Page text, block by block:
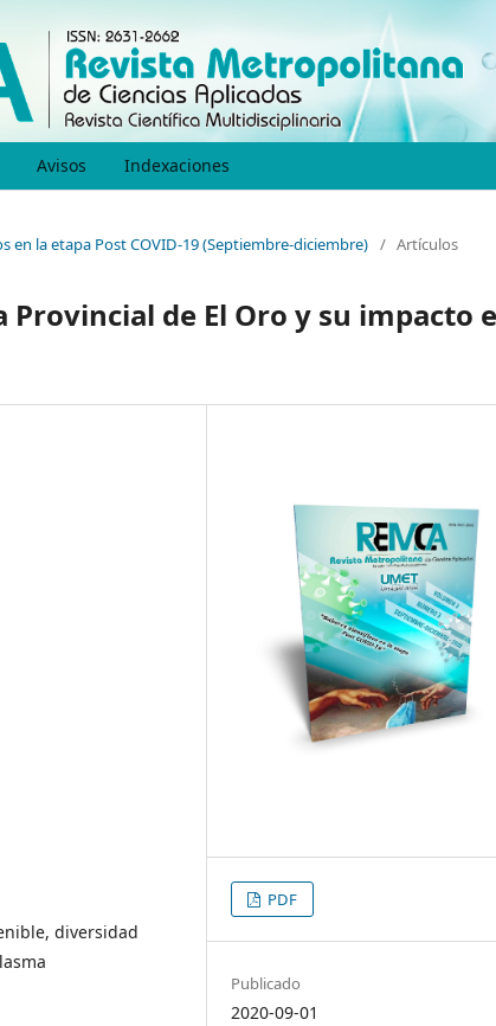
Avisos Indexaciones
en la etapa Post COVID-19 (Septiembre-diciembre) / Artículos
de El Oro y su impacto
diversidad
PDF
Publicado
2020-09-01